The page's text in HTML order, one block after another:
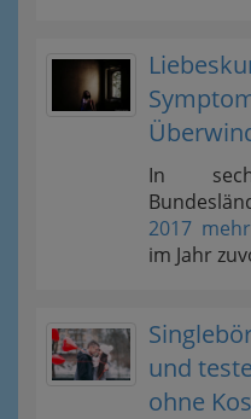
In
2017
im Jahr
und
ohne